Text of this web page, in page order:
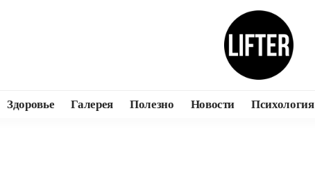
Здоровье Галерея Полезно Новости Психология